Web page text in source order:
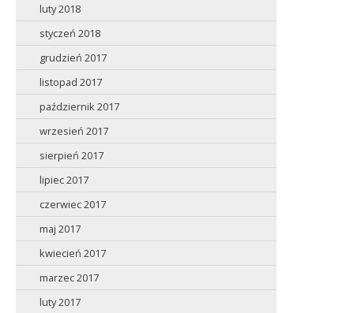
luty 2018
styczeń 2018
grudzień 2017
listopad 2017
październik 2017
wrzesień 2017
sierpień 2017
lipiec 2017
czerwiec 2017
maj 2017
kwiecień 2017
marzec 2017
luty 2017